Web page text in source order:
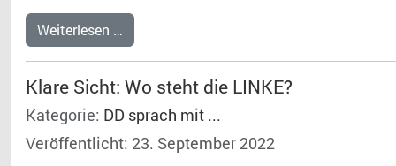
Weiterlesen …
Klare Sicht: Wo steht die LINKE?
Kategorie: DD sprach mit ...
Veröffentlicht: 23. September 2022